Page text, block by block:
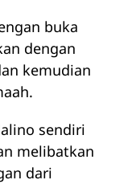
buka
dengan
kemudian
sendiri
melibatkan
dari